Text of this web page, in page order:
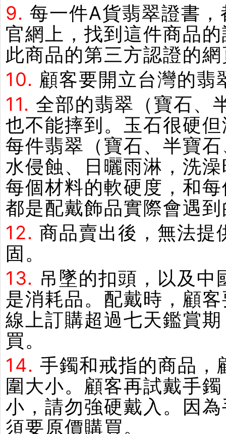
9. 每一件A貨翡翠證書
官網上，找到這件商品
此商品的第三方認證的
10. 顧客要開立台灣的翡
11. 全部的翡翠（寶石、
也不能摔到。玉石很硬
每件翡翠（寶石、半寶
水侵蝕、日曬雨淋，洗
每個材料的軟硬度，和
都是配戴飾品實際會遇
12. 商品賣出後，無法提
固。
13. 吊墜的扣頭，以及
是消耗品。配戴時，顧
線上訂購超過七天鑑賞
買。
14. 手鐲和戒指的商品，
圍大小。顧客再試戴手
小，請勿強硬戴入。因
須要原價購買。